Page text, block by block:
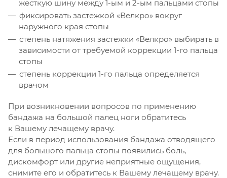
жесткую шину между 1-ым и 2-ым пальцами стопы
фиксировать застежкой «Велкро» вокруг
наружного края стопы
степень натяжения застежки «Велкро» выбирать в
зависимости от требуемой коррекции 1-го пальца
стопы
степень коррекции 1-го пальца определяется
врачом
При возникновении вопросов по применению
бандажа на большой палец ноги обратитесь
к Вашему лечащему врачу.
Если в период использования бандажа отводящего
для большого пальца стопы появились боль,
дискомфорт или другие неприятные ощущения,
снимите его и обратитесь к Вашему лечащему врачу.